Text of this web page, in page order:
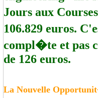
Jours aux
106.829 euros.
compl�te et pas
de 126 euros.
La Nouvelle